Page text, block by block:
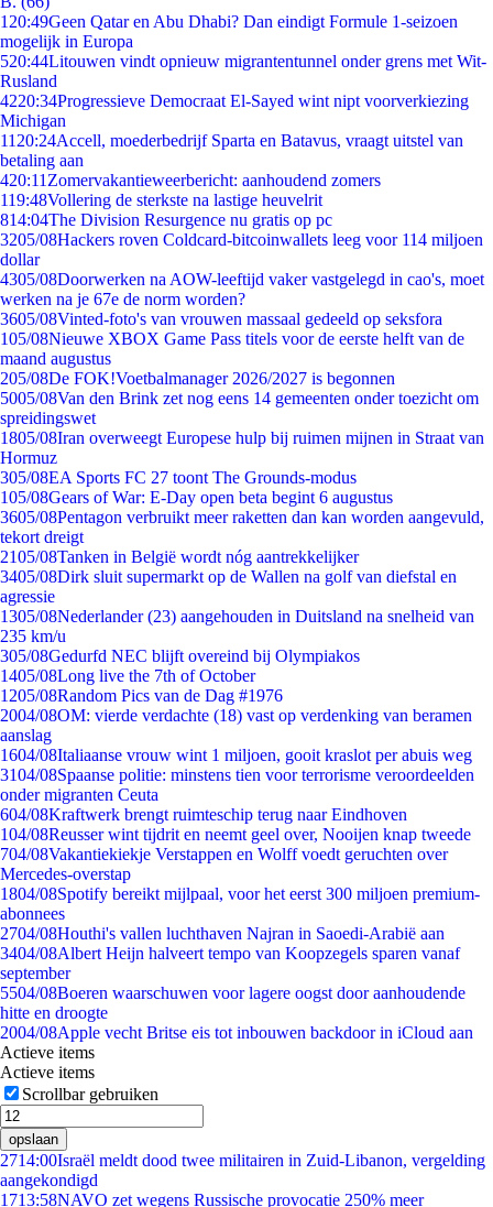
1 20:49Geen Qatar en Abu Dhabi? Dan eindigt Formule 1-seizoen
mogelijk in Europa
520:44Litouwen vindt opnieuw migrantentunnel onder grens met Wit-
Rusland
4220:34Progressieve Democraat El-Sayed wint nipt voorverkiezing
Michigan
11 20:24Accell, moederbedrijf Sparta en Batavus, vraagt uitstel van
betaling aan
420:11 Zomervakantieweerbericht: aanhoudend zomers
119:48Vollering de sterkste na lastige heuvelrit
814:04The Division Resurgence nu gratis op pc
3205/08Hackers roven Coldcard-bitcoinwallets leeg voor 114 miljoen
dollar
4305/08Doorwerken na AOW-leeftijd vaker vastgelegd in cao's, moet
werken na je 67e de norm worden?
3605/08Vinted-foto's van vrouwen massaal gedeeld op seksfora
105/08Nieuwe XBOX Game Pass titels voor de eerste helft van de
maand augustus
205/08De FOK!Voetbalmanager 2026/2027 is begonnen
5005/08Van den Brink zet nog eens 14 gemeenten onder toezicht om
spreidingswet
1805/08Iran overweegt Europese hulp bij ruimen mijnen in Straat van
Hormuz
305/08EA Sports FC 27 toont The Grounds-modus
105/08Gears of War: E-Day open beta begint 6 augustus
3605/08Pentagon verbruikt meer raketten dan kan worden aangevuld,
tekort dreigt
2105/08Tanken in België wordt nóg aantrekkelijker
3405/08Dirk sluit supermarkt op de Wallen na golf van diefstal en
agressie
1305/08Nederlander (23) aangehouden in Duitsland na snelheid van
235 km/u
305/08Gedurfd NEC blijft overeind bij Olympiakos
1405/08Long live the 7th of October
1205/08Random Pics van de Dag #1976
2004/08OM: vierde verdachte (18) vast op verdenking van beramen
aanslag
1604/08Italiaanse vrouw wint 1 miljoen, gooit kraslot per abuis weg
3104/08Spaanse politie: minstens tien voor terrorisme veroordeelden
onder migranten Ceuta
604/08Kraftwerk brengt ruimteschip terug naar Eindhoven
104/08Reusser wint tijdrit en neemt geel over, Nooijen knap tweede
704/08Vakantiekiekje Verstappen en Wolff voedt geruchten over
Mercedes-overstap
1804/08Spotify bereikt mijlpaal, voor het eerst 300 miljoen premium-
abonnees
2704/08Houthi's vallen luchthaven Najran in Saoedi-Arabië aan
3404/08Albert Heijn halveert tempo van Koopzegels sparen vanaf
september
5504/08Boeren waarschuwen voor lagere oogst door aanhoudende
hitte en droogte
2004/08Apple vecht Britse eis tot inbouwen backdoor in iCloud aan
Actieve items
Actieve items
Scrollbar gebruiken
opslaan
2714:00Israël meldt dood twee militairen in Zuid-Libanon, vergelding
aangekondigd
1713:58NAVO zet wegens Russische provocatie 250% meer